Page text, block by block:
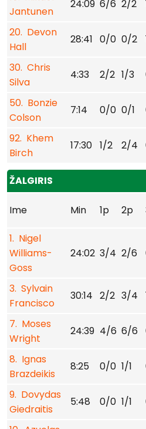
Jantunen
24:09 6/6 2/2
20. Devon
Hall
28:41 0/0 0/2
30. Chris
Silva
4:33 2/2 1/3
50. Bonzie
Colson
7:14 0/0 0/1
92. Khem
Birch
17:30 1/2 2/4
ŽALGIRIS
Ime Min 1p 2p
1. Nigel
Williams-
Goss
24:02 3/4 2/6
3. Sylvain
Francisco
30:14 2/2 3/4
7. Moses
Wright
24:39 4/6 6/6
8. Ignas
Brazdeikis
8:25 0/0 1/1
9. Dovydas
Giedraitis
5:48 0/0 1/1